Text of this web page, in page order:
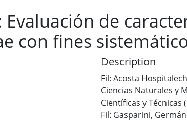
Evaluación de
con fines
Description
Fil: Acosta
Ciencias Naturales y
Científicas y Técnicas
Fil: Gasparini,